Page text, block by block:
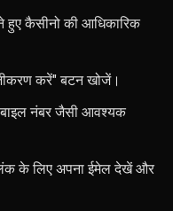
कैसीनो की आधिकारिक
करें" बटन खोजें।
नंबर जैसी आवश्यक
के लिए अपना ईमेल देखें और